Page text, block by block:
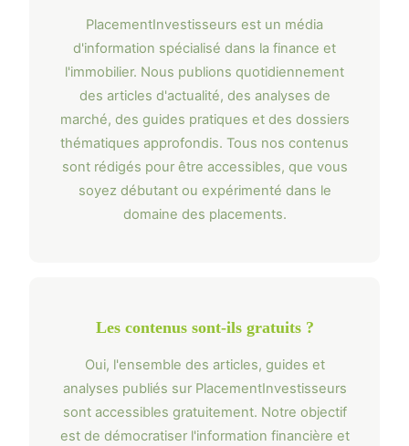
PlacementInvestisseurs est un média
d'information spécialisé dans la finance et
l'immobilier. Nous publions quotidiennement
des articles d'actualité, des analyses de
marché, des guides pratiques et des dossiers
thématiques approfondis. Tous nos contenus
sont rédigés pour être accessibles, que vous
soyez débutant ou expérimenté dans le
domaine des placements.
Les contenus sont-ils gratuits ?
Oui, l'ensemble des articles, guides et
analyses publiés sur PlacementInvestisseurs
sont accessibles gratuitement. Notre objectif
est de démocratiser l'information financière et